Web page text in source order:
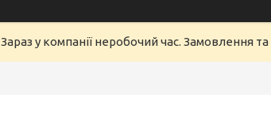
Зараз у компанії неробочий час. Замовлення